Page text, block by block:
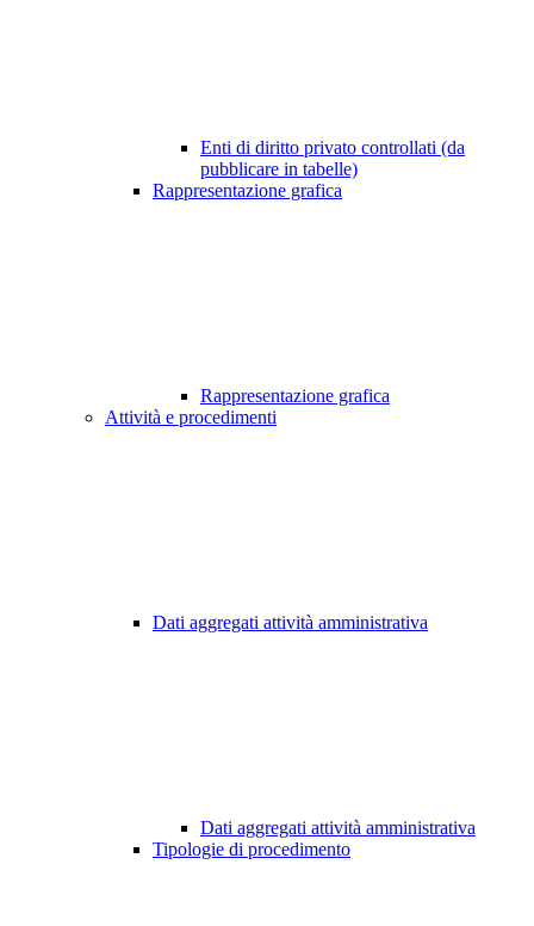
Enti di diritto privato controllati (da
pubblicare in tabelle)
Rappresentazione grafica
Rappresentazione grafica
Attività e procedimenti
Dati aggregati attività amministrativa
Dati aggregati attività amministrativa
Tipologie di procedimento